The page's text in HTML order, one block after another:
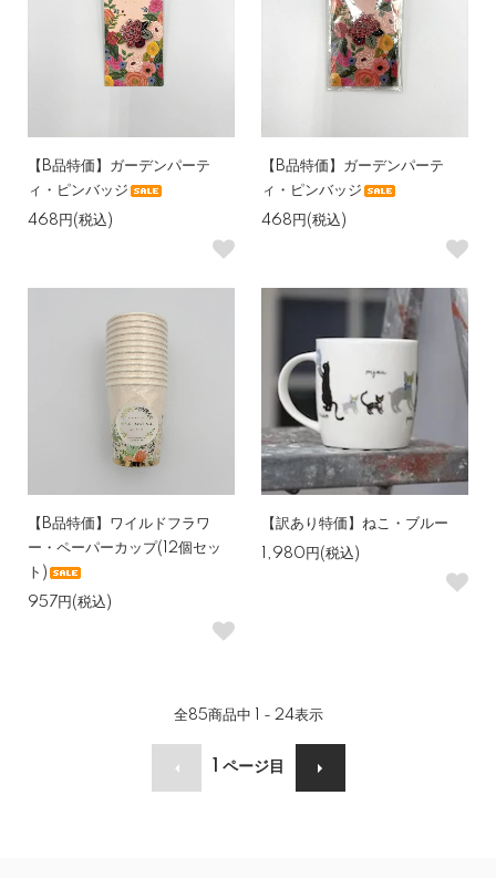
【B品特価】ガーデンパーテ
ィ・ピンバッジ
468円(税込)
【B品特価】ガーデンパーテ
ィ・ピンバッジ
468円(税込)
【B品特価】ワイルドフラワ
ー・ペーパーカップ(12個セッ
ト)
957円(税込)
【訳あり特価】ねこ・ブルー
1,980円(税込)
全85商品中 1 - 24表示
ページ目